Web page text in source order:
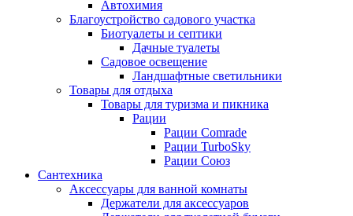
Автохимия
Благоустройство садового участка
Биотуалеты и септики
Дачные туалеты
Садовое освещение
Ландшафтные светильники
Товары для отдыха
Товары для туризма и пикника
Рации
Рации Comrade
Рации TurboSky
Рации Союз
Сантехника
Аксессуары для ванной комнаты
Держатели для аксессуаров